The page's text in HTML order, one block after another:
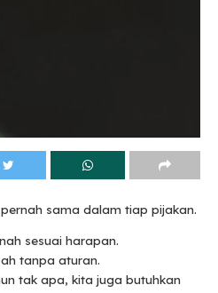
sama dalam tiap pijakan.
sesuai harapan.
tanpa aturan.
tak apa, kita juga butuhkan